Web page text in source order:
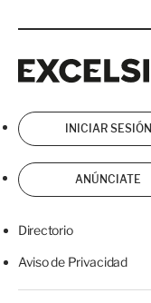
INICIAR SESIÓN
ANÚNCIATE
Directorio
Aviso de Privacidad